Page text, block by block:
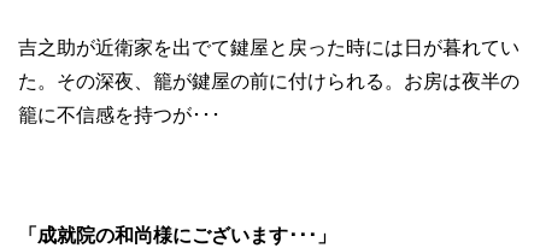
吉之助が近衛家を出でて鍵屋と戻った時には日が暮れてい
た。その深夜、籠が鍵屋の前に付けられる。お房は夜半の
籠に不信感を持つが･･･
「成就院の和尚様にございます･･･」